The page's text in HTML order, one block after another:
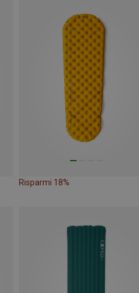
Risparmi 18%